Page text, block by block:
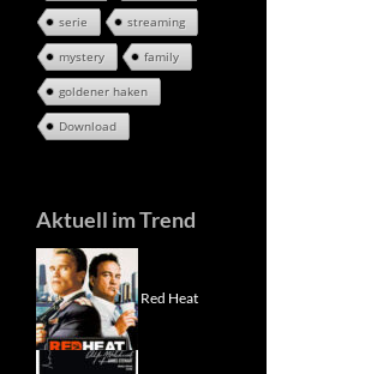
serie streaming
mystery family
goldener haken
Download
Aktuell im Trend
Red Heat